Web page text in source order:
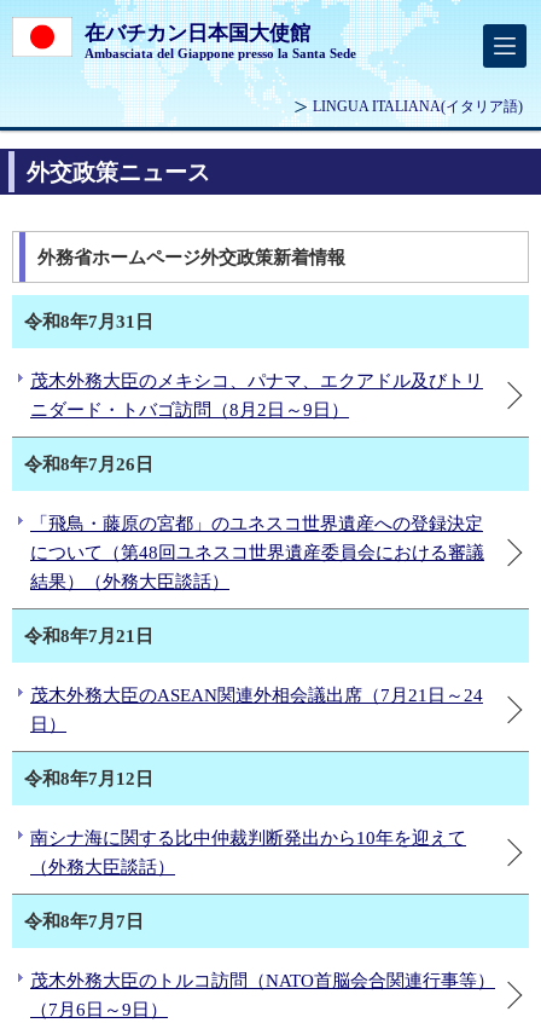
在バチカン日本国大使館
Ambasciata del Giappone presso la Santa Sede
LINGUA ITALIANA(イタリア語)
外交政策ニュース
外務省ホームページ外交政策新着情報
令和8年7月31日
茂木外務大臣のメキシコ、パナマ、エクアドル及びトリ
ニダード・トバゴ訪問（8月2日～9日）
令和8年7月26日
「飛鳥・藤原の宮都」のユネスコ世界遺産への登録決定
について（第48回ユネスコ世界遺産委員会における審議
結果）（外務大臣談話）
令和8年7月21日
茂木外務大臣のASEAN関連外相会議出席（7月21日～24
日）
令和8年7月12日
南シナ海に関する比中仲裁判断発出から10年を迎えて
（外務大臣談話）
令和8年7月7日
茂木外務大臣のトルコ訪問（NATO首脳会合関連行事等）
（7月6日～9日）